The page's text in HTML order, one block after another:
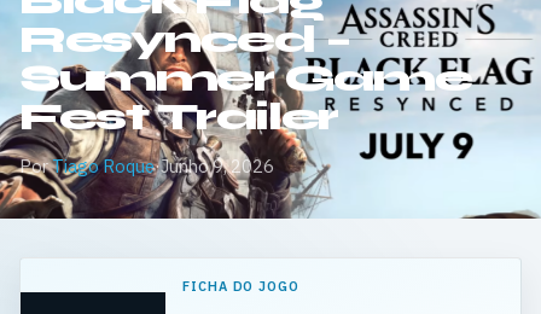
Resynced –
Summer Game
Fest Trailer
PorTiago Roque·Junho 9, 2026
FICHA DO JOGO